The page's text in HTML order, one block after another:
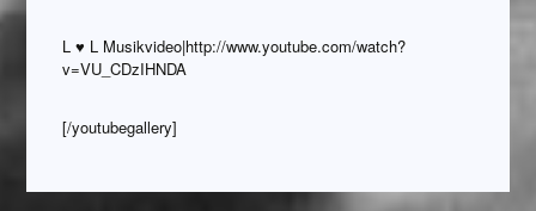
L ♥ L Musikvideo|http://www.youtube.com/watch?
v=VU_CDzIHNDA
[/youtubegallery]